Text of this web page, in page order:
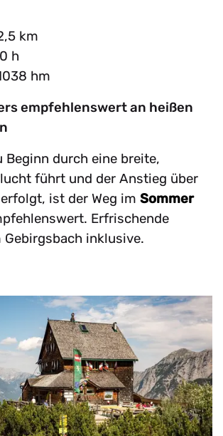
km
h
hm
empfehlenswert an heißen
Beginn durch eine breite,
führt und der Anstieg über
ist der Weg im Sommer
Erfrischende
inklusive.